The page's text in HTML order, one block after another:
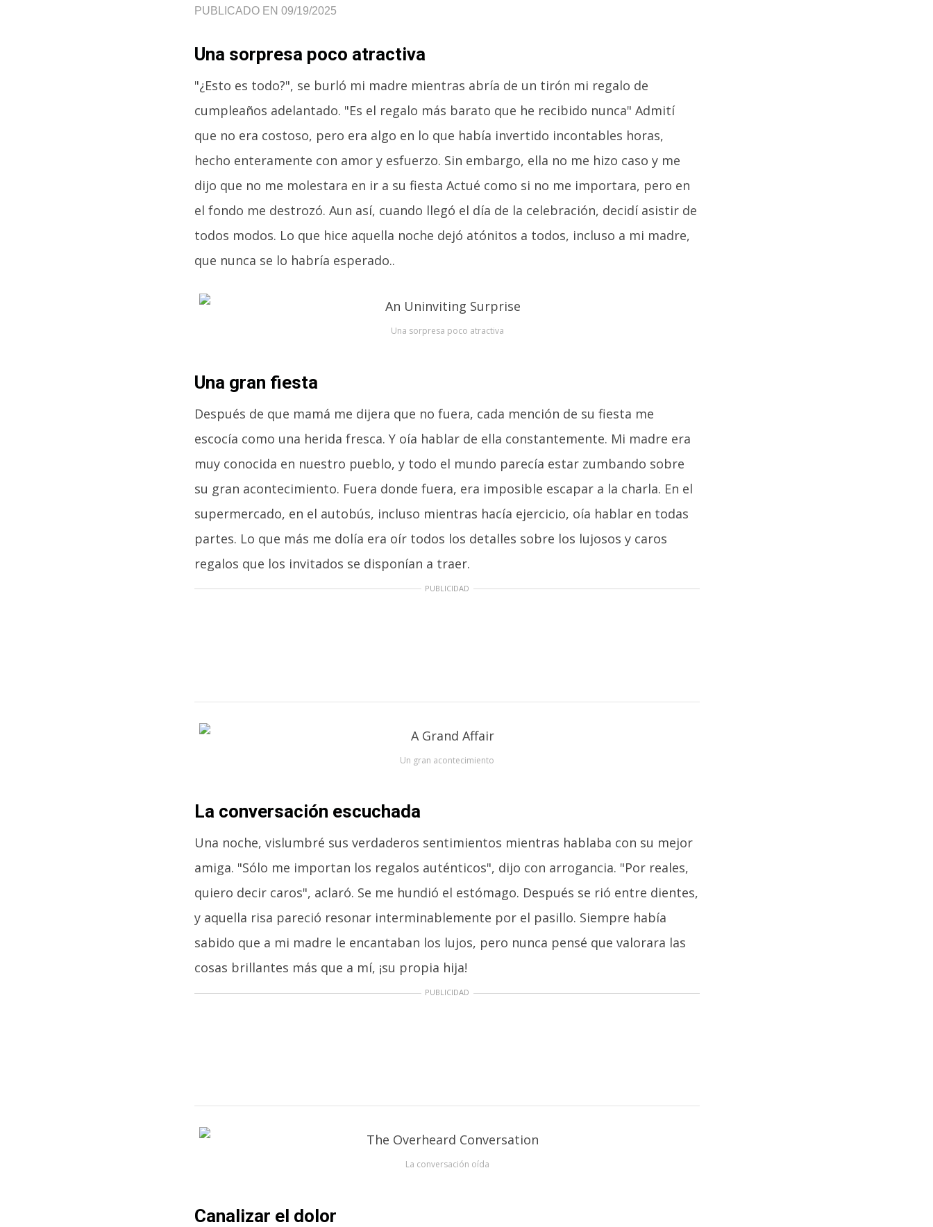
PUBLICADO EN 09/19/2025
Una sorpresa poco atractiva
"¿Esto es todo?", se burló mi madre mientras abría de un tirón mi regalo de
cumpleaños adelantado. "Es el regalo más barato que he recibido nunca" Admití
que no era costoso, pero era algo en lo que había invertido incontables horas,
hecho enteramente con amor y esfuerzo. Sin embargo, ella no me hizo caso y me
dijo que no me molestara en ir a su fiesta Actué como si no me importara, pero en
el fondo me destrozó. Aun así, cuando llegó el día de la celebración, decidí asistir de
todos modos. Lo que hice aquella noche dejó atónitos a todos, incluso a mi madre,
que nunca se lo habría esperado..
Una sorpresa poco atractiva
Una gran fiesta
Después de que mamá me dijera que no fuera, cada mención de su fiesta me
escocía como una herida fresca. Y oía hablar de ella constantemente. Mi madre era
muy conocida en nuestro pueblo, y todo el mundo parecía estar zumbando sobre
su gran acontecimiento. Fuera donde fuera, era imposible escapar a la charla. En el
supermercado, en el autobús, incluso mientras hacía ejercicio, oía hablar en todas
partes. Lo que más me dolía era oír todos los detalles sobre los lujosos y caros
regalos que los invitados se disponían a traer.
PUBLICIDAD
Un gran acontecimiento
La conversación escuchada
Una noche, vislumbré sus verdaderos sentimientos mientras hablaba con su mejor
amiga. "Sólo me importan los regalos auténticos", dijo con arrogancia. "Por reales,
quiero decir caros", aclaró. Se me hundió el estómago. Después se rió entre dientes,
y aquella risa pareció resonar interminablemente por el pasillo. Siempre había
sabido que a mi madre le encantaban los lujos, pero nunca pensé que valorara las
cosas brillantes más que a mí, ¡su propia hija!
PUBLICIDAD
La conversación oída
Canalizar el dolor